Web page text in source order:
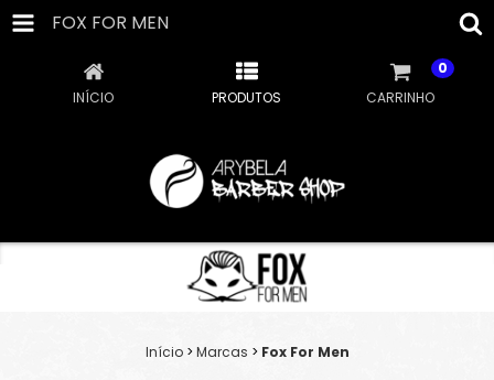
FOX FOR MEN
INÍCIO PRODUTOS CARRINHO
0
Início > Marcas > Fox For Men